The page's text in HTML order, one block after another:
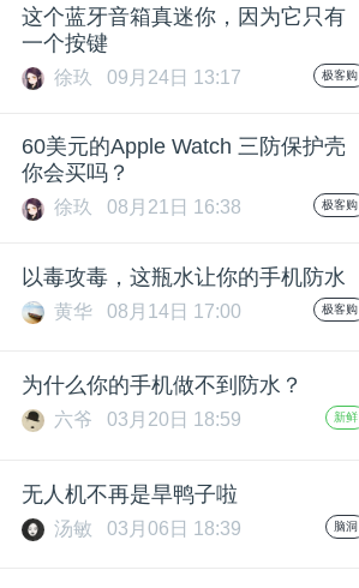
搞
这个蓝牙音箱真迷你，因为它只有
一个按键
徐玖 09月24日 13:17 极客购
60美元的Apple Watch 三防保护壳
你会买吗？
徐玖 08月21日 16:38 极客购
以毒攻毒，这瓶水让你的手机防水
黄华 08月14日 17:00 极客购
为什么你的手机做不到防水？
六爷 03月20日 18:59 新鲜
无人机不再是旱鸭子啦
汤敏 03月06日 18:39 脑洞